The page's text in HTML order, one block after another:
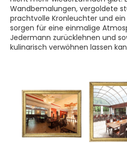
Wandbemalungen, vergoldete
prachtvolle Kronleuchter und
sorgen für eine einmalige
Jedermann zurücklehnen und
kulinarisch verwöhnen lassen